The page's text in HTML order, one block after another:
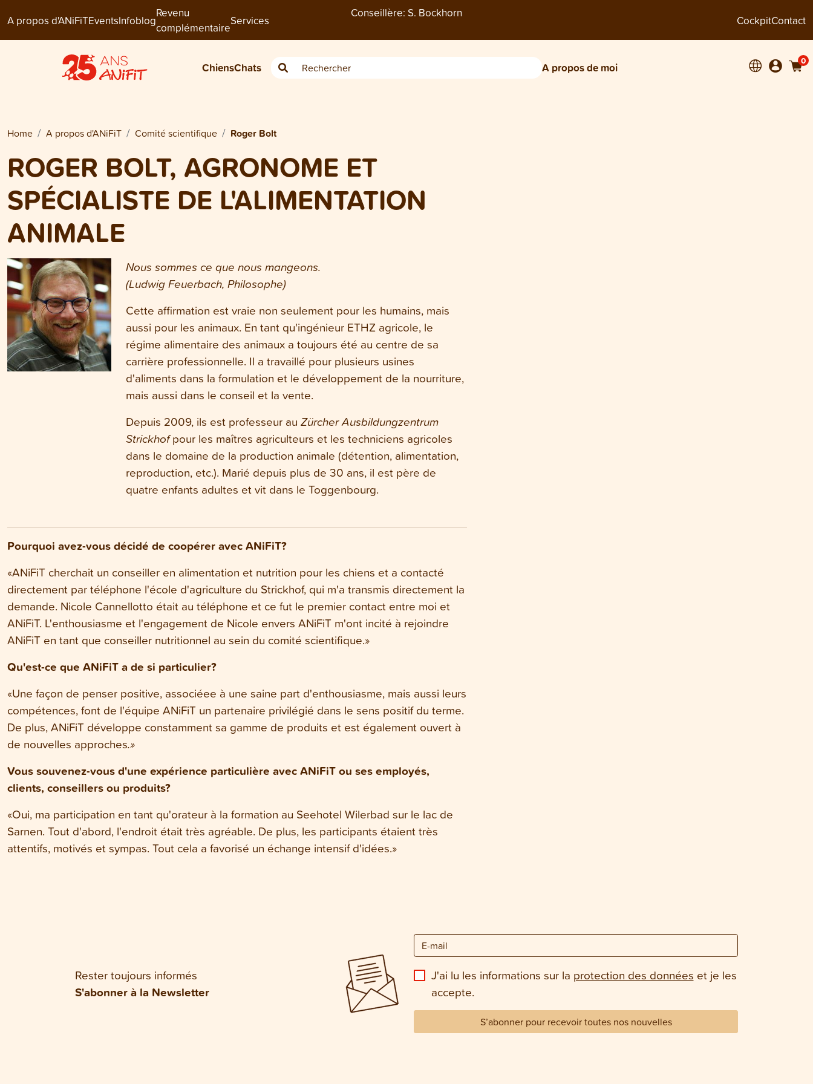
A propos d'ANiFiTEventsInfoblog
Revenu
complémentaire
Services
Conseillère: S. Bockhorn
CockpitContact
ChiensChats A propos de moi 0
Home A propos d'ANiFiT Comité scientifique Roger Bolt
ROGER BOLT, AGRONOME ET
SPÉCIALISTE DE L'ALIMENTATION
ANIMALE
Nous sommes ce que nous mangeons.
(Ludwig Feuerbach, Philosophe)
Cette affirmation est vraie non seulement pour les humains, mais
aussi pour les animaux. En tant qu'ingénieur ETHZ agricole, le
régime alimentaire des animaux a toujours été au centre de sa
carrière professionnelle. Il a travaillé pour plusieurs usines
d'aliments dans la formulation et le développement de la nourriture,
mais aussi dans le conseil et la vente.
Depuis 2009, ils est professeur au Zürcher Ausbildungzentrum
Strickhofpour les maîtres agriculteurs et les techniciens agricoles
dans le domaine de la production animale (détention, alimentation,
reproduction, etc.). Marié depuis plus de 30 ans, il est père de
quatre enfants adultes et vit dans le Toggenbourg.
Pourquoi avez-vous décidé de coopérer avec ANiFiT?
«ANiFiT cherchait un conseiller en alimentation et nutrition pour les chiens et a contacté
directement par téléphone l'école d'agriculture du Strickhof, qui m'a transmis directement la
demande. Nicole Cannellotto était au téléphone et ce fut le premier contact entre moi et
ANiFiT. L'enthousiasme et l'engagement de Nicole envers ANiFiT m'ont incité à rejoindre
ANiFiT en tant que conseiller nutritionnel au sein du comité scientifique.»
Qu'est-ce que ANiFiT a de si particulier?
«Une façon de penser positive, associéee à une saine part d'enthousiasme, mais aussi leurs
compétences, font de l'équipe ANiFiT un partenaire privilégié dans le sens positif du terme.
De plus, ANiFiT développe constamment sa gamme de produits et est également ouvert à
de nouvelles approches.»
Vous souvenez-vous d'une expérience particulière avec ANiFiT ou ses employés,
clients, conseillers ou produits?
«Oui, ma participation en tant qu'orateur à la formation au Seehotel Wilerbad sur le lac de
Sarnen. Tout d'abord, l'endroit était très agréable. De plus, les participants étaient très
attentifs, motivés et sympas. Tout cela a favorisé un échange intensif d'idées.»
Rester toujours informés
S'abonner à la Newsletter
J'ai lu les informations sur la protection des données et je les
accepte.
S’abonner pour recevoir toutes nos nouvelles